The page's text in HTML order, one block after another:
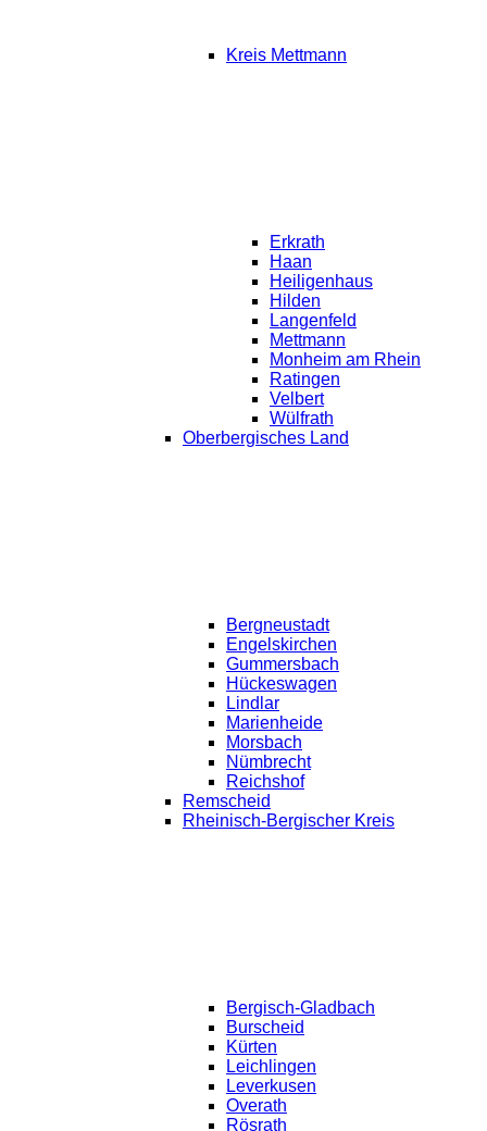
Kreis Mettmann
Erkrath
Haan
Heiligenhaus
Hilden
Langenfeld
Mettmann
Monheim am Rhein
Ratingen
Velbert
Wülfrath
Oberbergisches Land
Bergneustadt
Engelskirchen
Gummersbach
Hückeswagen
Lindlar
Marienheide
Morsbach
Nümbrecht
Reichshof
Remscheid
Rheinisch-Bergischer Kreis
Bergisch-Gladbach
Burscheid
Kürten
Leichlingen
Leverkusen
Overath
Rösrath